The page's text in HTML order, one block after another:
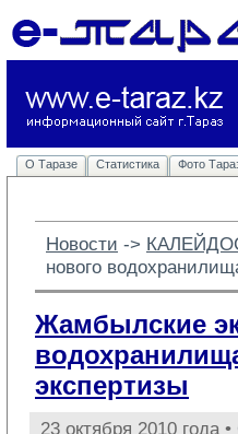
О Таразе Статистика Фото
Новости ->
нового
Жамбылские
экспертизы
23 октября 2010 года •